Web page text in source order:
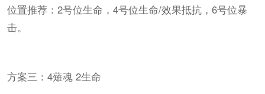
位置推荐：2号位生命，4号位生命/效果抵抗，6号位暴
击。
方案三：4薙魂 2生命